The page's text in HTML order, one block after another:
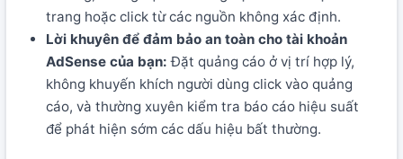
trang hoặc click từ các nguồn không xác định.
Lời khuyên để đảm bảo an toàn cho tài khoản
AdSense của bạn: Đặt quảng cáo ở vị trí hợp lý,
không khuyến khích người dùng click vào quảng
cáo, và thường xuyên kiểm tra báo cáo hiệu suất
để phát hiện sớm các dấu hiệu bất thường.